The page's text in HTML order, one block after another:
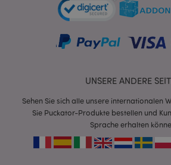
UNSERE ANDERE
Sehen Sie sich alle unsere internationalen
Sie Puckator-Produkte bestellen und
Sprache erhalten
mage-messages
mage-cache-sessid